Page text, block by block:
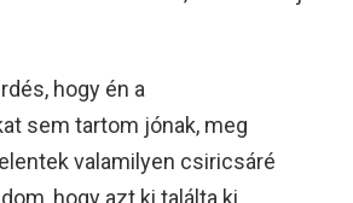
hogy én a
sem tartom jónak, meg
valamilyen csiricsáré